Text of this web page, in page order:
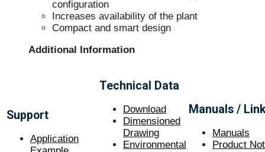
configuration
Increases availability of the plant
Compact and smart design
Additional Information
Support
Application
Technical Data
Download
Dimensioned
Drawing
Environmental
Manuals /
Manuals
Product